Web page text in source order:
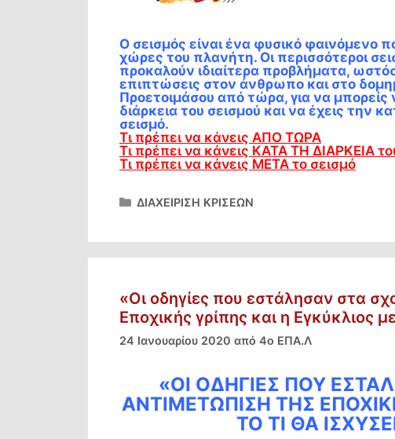
Ο σεισμός είναι ένα φυσικό φαινόμενο
χώρες του πλανήτη. Οι περισσότεροι
προκαλούν ιδιαίτερα προβλήματα,
επιπτώσεις στον άνθρωπο και στο
Προετοιμάσου από τώρα, για να
διάρκεια του σεισμού και να έχεις την
σεισμό.
Τι πρέπει να κάνεις ΑΠΟ ΤΩΡΑ
Τι πρέπει να κάνεις ΚΑΤΑ ΤΗ ΔΙΑΡΚΕΙΑ
Τι πρέπει να κάνεις ΜΕΤΑ το σεισμό
Κατηγορίες
ΔΙΑΧΕΙΡΙΣΗ ΚΡΙΣΕΩΝ
«Οι οδηγίες που εστάλησαν στα
Εποχικής γρίπης και η Εγκύκλιος
24 Ιανουαρίου 2020 από 4ο ΕΠΑ.Λ
«ΟΙ ΟΔΗΓΊΕΣ ΠΟΥ
ΑΝΤΙΜΕΤΏΠΙΣΗ ΤΗΣ
ΤΟ ΤΙ ΘΑ